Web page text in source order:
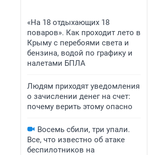
«На 18 отдыхающих 18
поваров». Как проходит лето в
Крыму с перебоями света и
бензина, водой по графику и
налетами БПЛА
Людям приходят уведомления
о зачислении денег на счет:
почему верить этому опасно
Восемь сбили, три упали.
Все, что известно об атаке
беспилотников на